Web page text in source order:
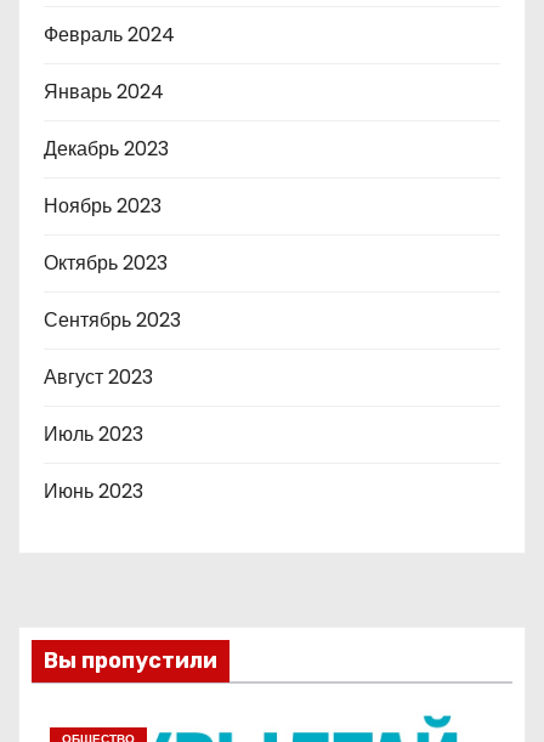
Февраль 2024
Январь 2024
Декабрь 2023
Ноябрь 2023
Октябрь 2023
Сентябрь 2023
Август 2023
Июль 2023
Июнь 2023
Вы пропустили